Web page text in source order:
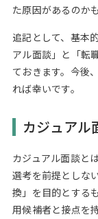
た原因があるのか
追記として、基本
アル面談」と「転
ておきます。今後
れば幸いです。
カジュアル
カジュアル面談と
選考を前提としな
換」を目的とする
用候補者と接点を